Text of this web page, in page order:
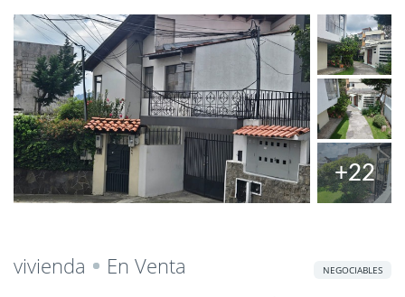
+22
vivienda En Venta NEGOCIABLES